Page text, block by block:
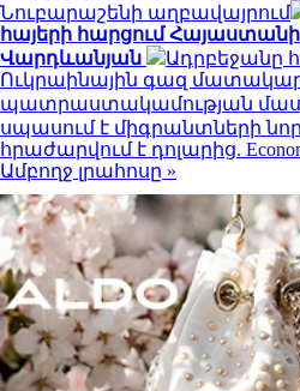
Նուբարաշենի աղբավայրում
հայերի հարցում Հայաստանի
Վարդևանյան
Ադրբեջանը
Ուկրաինային գազ
պատրաստակամության
սպասում է միգրանտների
հրաժարվում է դոլարից.
Ամբողջ լրահոսը »